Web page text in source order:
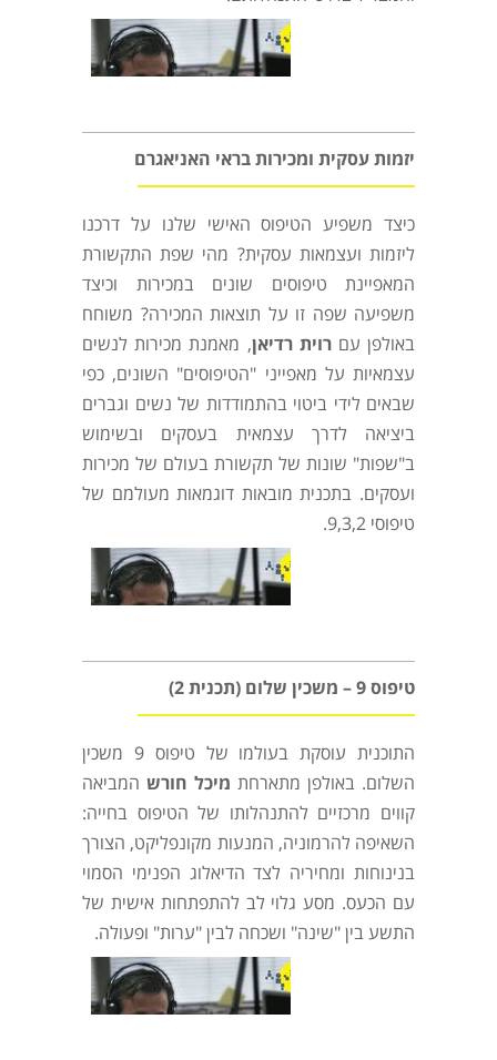
יזמות עסקית ומכירות בראי האניאגרם
כיצד משפיע הטיפוס האישי שלנו על דרכנו
ליזמות ועצמאות עסקית? מהי שפת התקשורת
המאפיינת טיפוסים שונים במכירות וכיצד
משפיעה שפה זו על תוצאות המכירה? משוחח
באולפן עםרוית רדיאן, מאמנת מכירות לנשים
עצמאיות על מאפייני "הטיפוסים" השונים, כפי
שבאים לידי ביטוי בהתמודדות של נשים וגברים
ביציאה לדרך עצמאית בעסקים ובשימוש
ב"שפות" שונות של תקשורת בעולם של מכירות
ועסקים. בתכנית מובאות דוגמאות מעולמם של
טיפוסי 9,3,2.
טיפוס 9 – משכין שלום (תכנית 2)
התוכנית עוסקת בעולמו של טיפוס 9 משכין
השלום. באולפן מתארחת מיכל חורש המביאה
קווים מרכזיים להתנהלותו של הטיפוס בחייה:
השאיפה להרמוניה, המנעות מקונפליקט, הצורך
בנינוחות ומחיריה לצד הדיאלוג הפנימי הסמוי
עם הכעס. מסע גלוי לב להתפתחות אישית של
התשע בין "שינה" ושכחה לבין "ערות" ופעולה.